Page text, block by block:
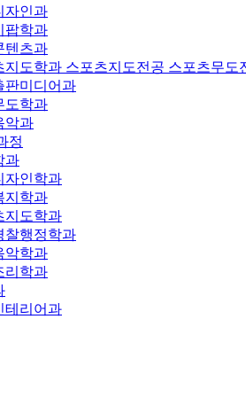
자인과
팝학과
텐츠과
지도학과 스포츠지도전공 스포츠무도
판미디어과
도학과
악과
정
과
자인학과
지학과
지도학과
찰행정학과
악학과
리학과
테리어과